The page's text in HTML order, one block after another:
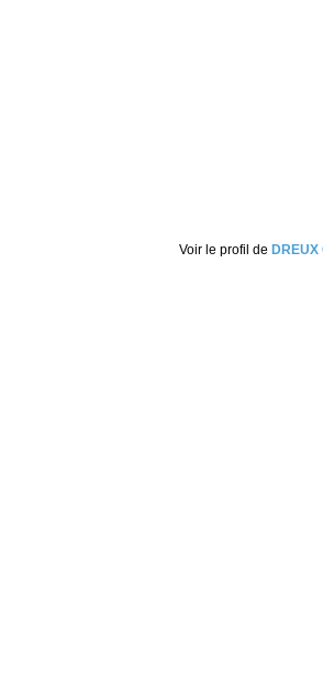
Voir le profil de DREUX